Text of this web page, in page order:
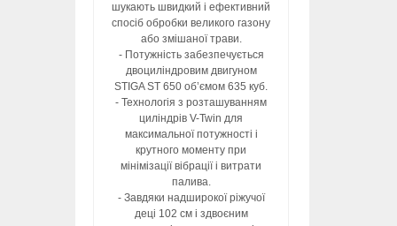
шукають швидкий і ефективний
спосіб обробки великого газону
або змішаної трави.
- Потужність забезпечується
двоциліндровим двигуном
STIGA ST 650 об’ємом 635 куб.
- Технологія з розташуванням
циліндрів V-Twin для
максимальної потужності і
крутного моменту при
мінімізації вібрації і витрати
палива.
- Завдяки надширокої ріжучої
деці 102 см і здвоєним